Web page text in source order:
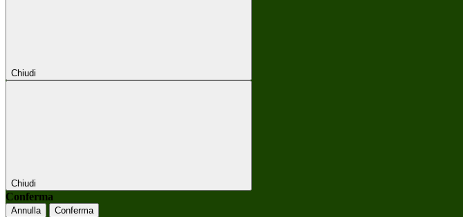
Chiudi
Chiudi
Conferma
Annulla Conferma